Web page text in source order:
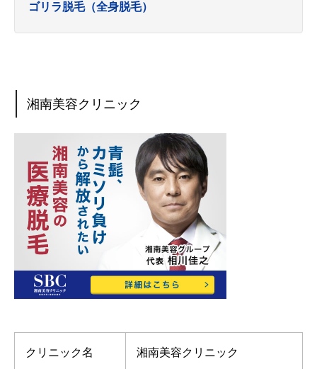
ゴリラ脱毛（全身脱毛）
湘南美容クリニック
クリニック名 湘南美容クリニック